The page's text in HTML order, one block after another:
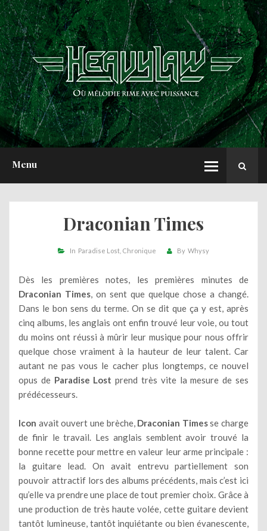
Menu
ACCUEIL
NEWS
CHRONIQUES
INTERVIEWS
REPORTS
A PROPOS
Draconian Times
In Paradise Lost Chronique By Whysy
Dès les premières notes, les premières minutes de
Draconian Times, on sent que quelque chose a changé.
Dans le bon sens du terme. On se dit que ça y est, après
cinq albums, les anglais ont enfin trouvé leur voie, ou tout
du moins ont réussi à mûrir leur musique pour nous offrir
quelque chose vraiment à la hauteur de leur talent. Car
autant ne pas vous le cacher plus longtemps, ce nouvel
opus de Paradise Lost prend très vite la mesure de ses
prédécesseurs.
Icon avait ouvert une brèche, Draconian Timesse charge
de finir le travail. Les anglais semblent avoir trouvé la
bonne recette pour mettre en valeur leur arme principale :
la guitare lead. On avait entrevu partiellement son
pouvoir attractif lors des albums précédents, mais c’est ici
qu’elle va prendre une place de tout premier choix. Grâce à
une production de très haute volée, cette guitare devient
tantôt lumineuse, tantôt inquiétante ou bien évanescente,